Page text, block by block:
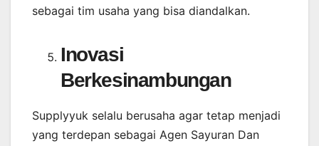
sebagai tim usaha yang bisa diandalkan.
Inovasi
Berkesinambungan
Supplyyuk selalu berusaha agar tetap menjadi
yang terdepan sebagai Agen Sayuran Dan